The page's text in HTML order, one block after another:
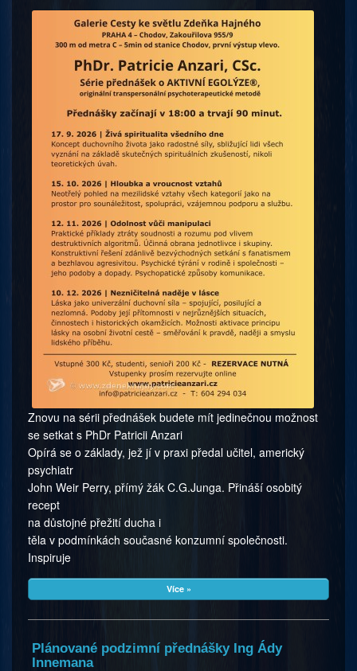
Znovu na sérii přednášek budete mít jedinečnou možnost
se setkat s PhDr Patricii Anzari
Opírá se o základy, jež jí v praxi předal učitel, americký
psychiatr
John Weir Perry, přímý žák C.G.Junga. Přináší osobitý
recept
na důstojné přežití ducha i
těla v podmínkách současné konzumní společnosti.
Inspiruje
Více »
Plánované podzimní přednášky Ing Ády
Innemana